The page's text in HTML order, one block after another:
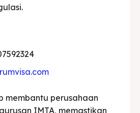
membantu perusahaan
IMTA, memastikan